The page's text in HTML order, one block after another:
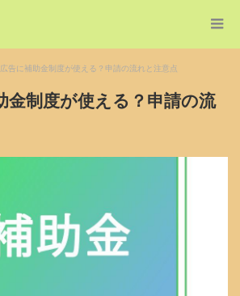
告に補助金制度が使える？申請の流れと注意点
金制度が使える？申請の流